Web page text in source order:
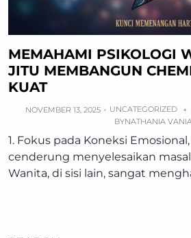
MEMAHAMI PSIKOLOGI
JITU MEMBANGUN
KUAT
NOVEMBER 13, 2025 UNCATEGORIZED +
BYNATHANIA
1. Fokus pada Koneksi
cenderung menyelesaikan
Wanita, di sisi lain, sangat